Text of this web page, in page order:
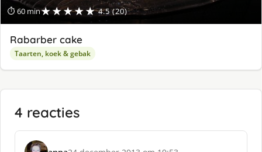
⏱ 60 min★★★★★ 4.5 (20)
Rabarber cake
Taarten, koek & gebak
4 reacties